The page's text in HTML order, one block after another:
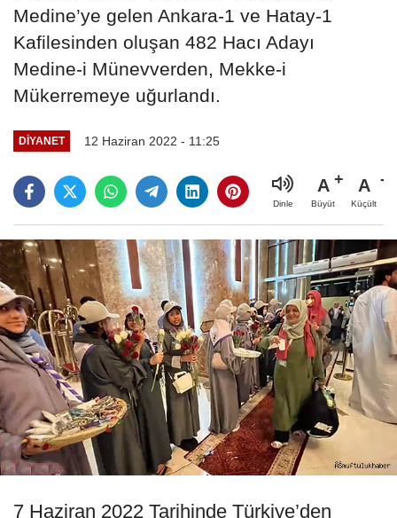
Medine’ye gelen Ankara-1 ve Hatay-1
Kafilesinden oluşan 482 Hacı Adayı
Medine-i Münevverden, Mekke-i
Mükerremeye uğurlandı.
DİYANET 12 Haziran 2022 - 11:25
Dinle
A
Büyüt
A
Küçült
7 Haziran 2022 Tarihinde Türkiye’den